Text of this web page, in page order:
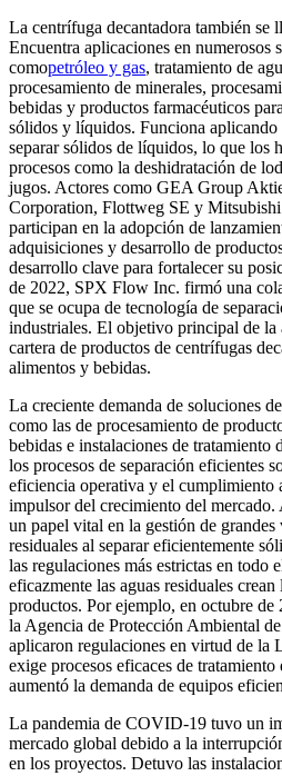
La centrífuga decantadora también se
Encuentra aplicaciones en numerosos
comopetróleo y gas, tratamiento de
procesamiento de minerales,
bebidas y productos farmacéuticos
sólidos y líquidos. Funciona aplicando
separar sólidos de líquidos, lo que los
procesos como la deshidratación de
jugos. Actores como GEA Group
Corporation, Flottweg SE y
participan en la adopción de
adquisiciones y desarrollo de
desarrollo clave para fortalecer su
de 2022, SPX Flow Inc. firmó una
que se ocupa de tecnología de
industriales. El objetivo principal de la
cartera de productos de centrífugas
alimentos y bebidas.
La creciente demanda de soluciones
como las de procesamiento de
bebidas e instalaciones de tratamiento
los procesos de separación eficientes
eficiencia operativa y el cumplimiento
impulsor del crecimiento del mercado.
un papel vital en la gestión de grandes
residuales al separar eficientemente
las regulaciones más estrictas en todo
eficazmente las aguas residuales
productos. Por ejemplo, en octubre de
la Agencia de Protección Ambiental
aplicaron regulaciones en virtud de la
exige procesos eficaces de
aumentó la demanda de equipos
La pandemia de COVID-19 tuvo un
mercado global debido a la
en los proyectos. Detuvo las